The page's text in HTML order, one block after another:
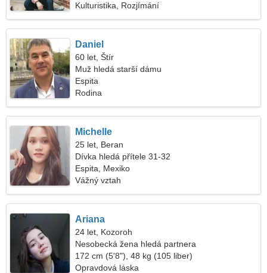
Kulturistika, Rozjímání
Daniel
60 let, Štír
Muž hledá starší dámu
Espita
Rodina
Michelle
25 let, Beran
Dívka hledá přítele 31-32
Espita, Mexiko
Vážný vztah
Ariana
24 let, Kozoroh
Nesobecká žena hledá partnera
172 cm (5'8"), 48 kg (105 liber)
Opravdová láska